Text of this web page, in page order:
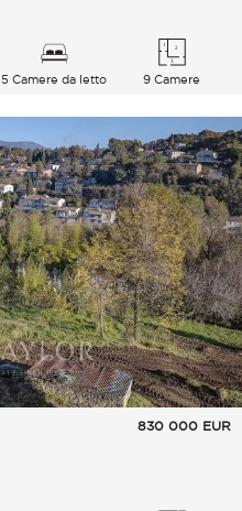
5 Camere da letto 9 Camere
830 000 EUR